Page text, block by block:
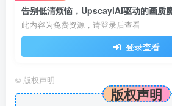
此内容为免费资源，请登录后查看
登录查看
© 版权声明
版权声明